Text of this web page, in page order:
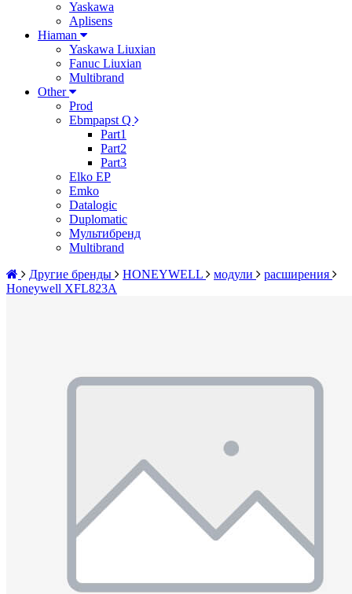
Yaskawa
Aplisens
Hiaman
Yaskawa Liuxian
Fanuc Liuxian
Multibrand
Other
Prod
Ebmpapst Q
Part1
Part2
Part3
Elko EP
Emko
Datalogic
Duplomatic
Мультибренд
Multibrand
Другие бренды
HONEYWELL модули
расширения
Honeywell XFL823A